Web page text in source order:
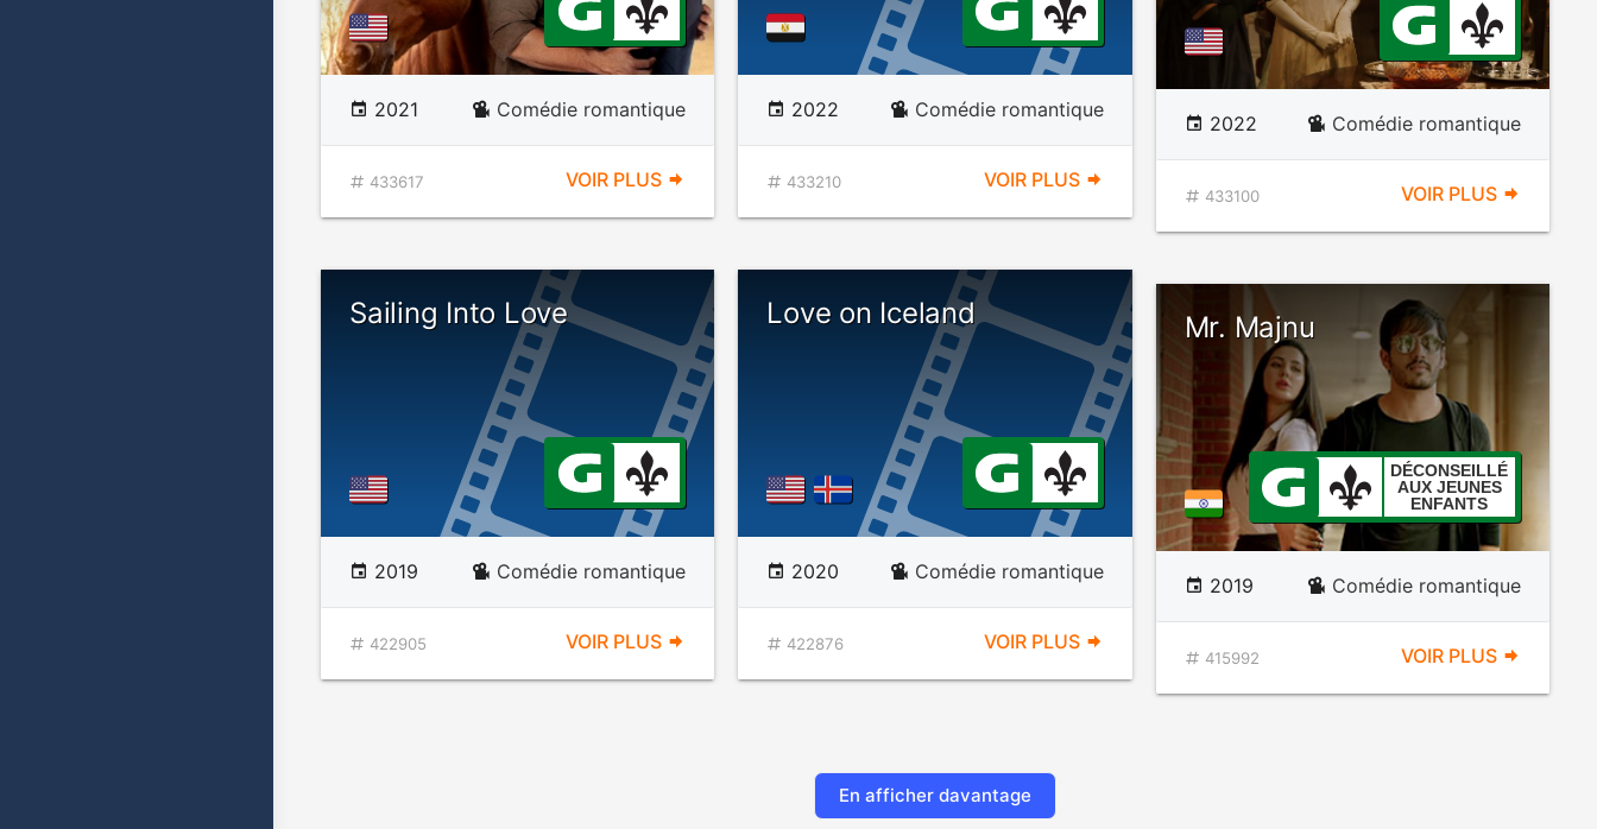
2021 Comédie romantique
433617 VOIR PLUS
2022 Comédie romantique
433210 VOIR PLUS
2022 Comédie romantique
433100 VOIR PLUS
Sailing Into Love
2019 Comédie romantique
422905 VOIR PLUS
Love on Iceland
2020 Comédie romantique
422876 VOIR PLUS
Mr. Majnu
DÉCONSEILLÉ
AUX JEUNES
ENFANTS
2019 Comédie romantique
415992 VOIR PLUS
En afficher davantage